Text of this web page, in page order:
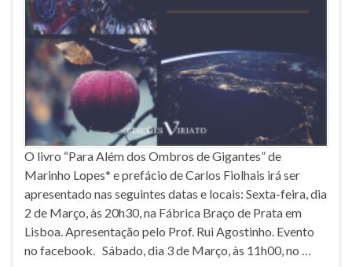
O livro “Para Além dos Ombros de Gigantes” de
Marinho Lopes* e prefácio de Carlos Fiolhais irá ser
apresentado nas seguintes datas e locais: Sexta-feira, dia
2 de Março, às 20h30, na Fábrica Braço de Prata em
Lisboa. Apresentação pelo Prof. Rui Agostinho. Evento
no facebook. Sábado, dia 3 de Março, às 11h00, no …